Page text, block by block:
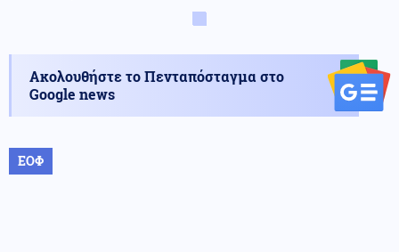
Ακολουθήστε το Πενταπόσταγμα στο
Google news
ΕΟΦ